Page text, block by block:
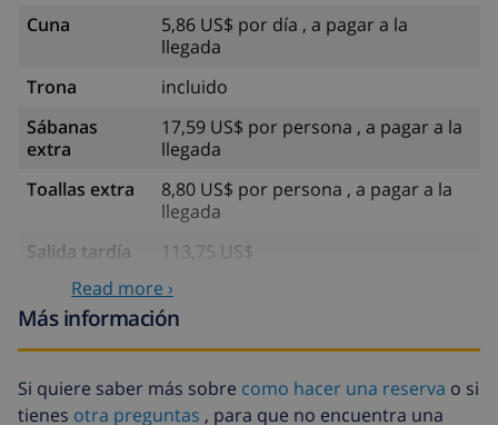
Cuna
5,86 US$ por día , a pagar a la
llegada
Trona
incluido
Sábanas
extra
17,59 US$ por persona , a pagar a la
llegada
Toallas extra
8,80 US$ por persona , a pagar a la
llegada
Salida tardía
113,75 US$
Limpieza
extra
basado en consumo de energía
(52,77 US$/HOUR)
Fondo
cancelación:
4.80% del importe total
Read more ›
Más información
Si quiere saber más sobre como hacer una reserva o si
tienes otra preguntas , para que no encuentra una